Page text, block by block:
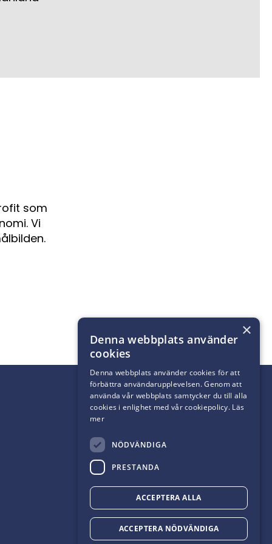
som
Vi
×
Denna webbplats använder
cookies
Denna webbplats använder cookies för att
förbättra användarupplevelsen. Genom att
använda vår webbplats samtycker du till alla
cookies i enlighet med vår cookiepolicy. Läs
mer
NÖDVÄNDIGA
PRESTANDA
ACCEPTERA ALLA
ACCEPTERA NÖDVÄNDIGA